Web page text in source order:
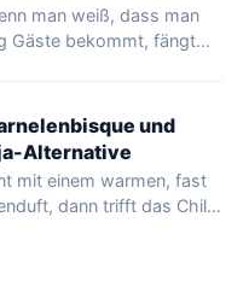
man weiß, dass man
Gäste bekommt, fängt
und
Alternative
mit einem warmen, fast
dann trifft das Chili